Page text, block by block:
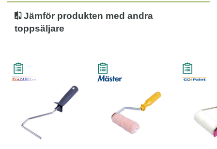
Jämför produkten med andra
toppsäljare